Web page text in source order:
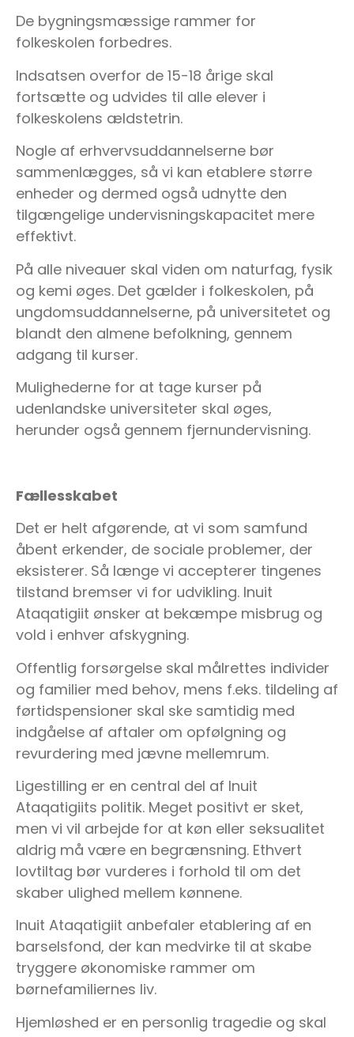
De bygningsmæssige rammer for
folkeskolen forbedres.
Indsatsen overfor de 15-18 årige skal
fortsætte og udvides til alle elever i
folkeskolens ældstetrin.
Nogle af erhvervsuddannelserne bør
sammenlægges, så vi kan etablere større
enheder og dermed også udnytte den
tilgængelige undervisningskapacitet mere
effektivt.
På alle niveauer skal viden om naturfag, fysik
og kemi øges. Det gælder i folkeskolen, på
ungdomsuddannelserne, på universitetet og
blandt den almene befolkning, gennem
adgang til kurser.
Mulighederne for at tage kurser på
udenlandske universiteter skal øges,
herunder også gennem fjernundervisning.
Fællesskabet
Det er helt afgørende, at vi som samfund
åbent erkender, de sociale problemer, der
eksisterer. Så længe vi accepterer tingenes
tilstand bremser vi for udvikling. Inuit
Ataqatigiit ønsker at bekæmpe misbrug og
vold i enhver afskygning.
Offentlig forsørgelse skal målrettes individer
og familier med behov, mens f.eks. tildeling af
førtidspensioner skal ske samtidig med
indgåelse af aftaler om opfølgning og
revurdering med jævne mellemrum.
Ligestilling er en central del af Inuit
Ataqatigiits politik. Meget positivt er sket,
men vi vil arbejde for at køn eller seksualitet
aldrig må være en begrænsning. Ethvert
lovtiltag bør vurderes i forhold til om det
skaber ulighed mellem kønnene.
Inuit Ataqatigiit anbefaler etablering af en
barselsfond, der kan medvirke til at skabe
tryggere økonomiske rammer om
børnefamiliernes liv.
Hjemløshed er en personlig tragedie og skal